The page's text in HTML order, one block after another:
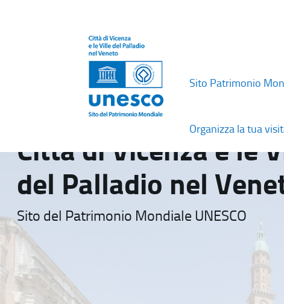
Sito Patrimonio
Organizza la tua
Città di Vicenza e le
del Palladio nel
Sito del Patrimonio Mondiale UNESCO